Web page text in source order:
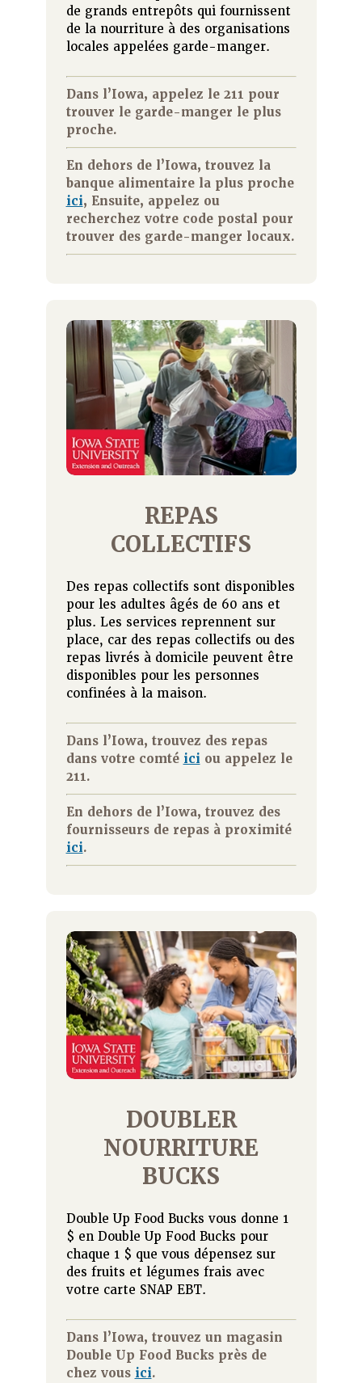
de grands entrepôts qui fournissent
de la nourriture à des organisations
locales appelées garde-manger.
Dans l’Iowa, appelez le 211 pour
trouver le garde-manger le plus
proche.
En dehors de l’Iowa, trouvez la
banque alimentaire la plus proche
ici, Ensuite, appelez ou
recherchez votre code postal pour
trouver des garde-manger locaux.
REPAS
COLLECTIFS
Des repas collectifs sont disponibles
pour les adultes âgés de 60 ans et
plus. Les services reprennent sur
place, car des repas collectifs ou des
repas livrés à domicile peuvent être
disponibles pour les personnes
confinées à la maison.
Dans l’Iowa, trouvez des repas
dans votre comté ici ou appelez le
211.
En dehors de l’Iowa, trouvez des
fournisseurs de repas à proximité
ici.
DOUBLER
NOURRITURE
BUCKS
Double Up Food Bucks vous donne 1
$ en Double Up Food Bucks pour
chaque 1 $ que vous dépensez sur
des fruits et légumes frais avec
votre carte SNAP EBT.
Dans l’Iowa, trouvez un magasin
Double Up Food Bucks près de
chez vous ici.